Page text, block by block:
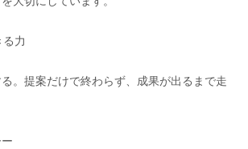
力
。提案だけで終わらず、成果が出るまで走